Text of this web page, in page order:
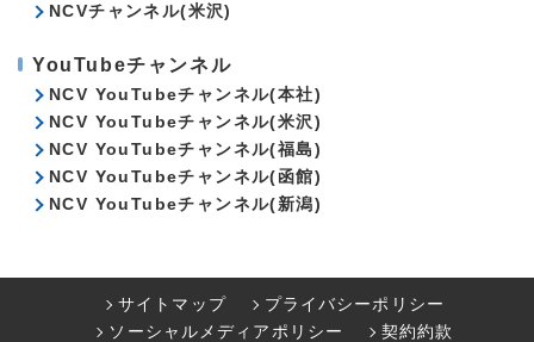
NCVチャンネル(米沢)
YouTubeチャンネル
NCV YouTubeチャンネル(本社)
NCV YouTubeチャンネル(米沢)
NCV YouTubeチャンネル(福島)
NCV YouTubeチャンネル(函館)
NCV YouTubeチャンネル(新潟)
サイトマップ
プライバシーポリシー
ソーシャルメディアポリシー
契約約款